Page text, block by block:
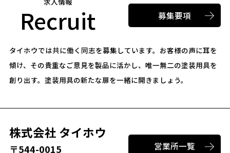
Recruit 募集要項
タイホウでは共に働く同志を募集しています。 お客様の声に耳を
傾け、その貴重なご意見を製品に活かし、唯一無二の塗装用具を
創り出す。 塗装用具の新たな扉を一緒に開きましょう。
株式会社 タイホウ
〒544-0015
営業所一覧